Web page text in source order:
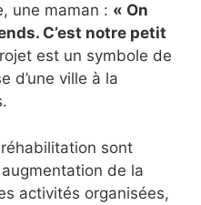
une maman : « On
C’est notre petit
est un symbole de
d’une ville à la
sont
de la
activités organisées,